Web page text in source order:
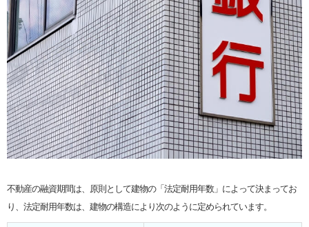
不動産の融資期間は、原則として建物の「法定耐用年数」によって決まってお
り、法定耐用年数は、建物の構造により次のように定められています。